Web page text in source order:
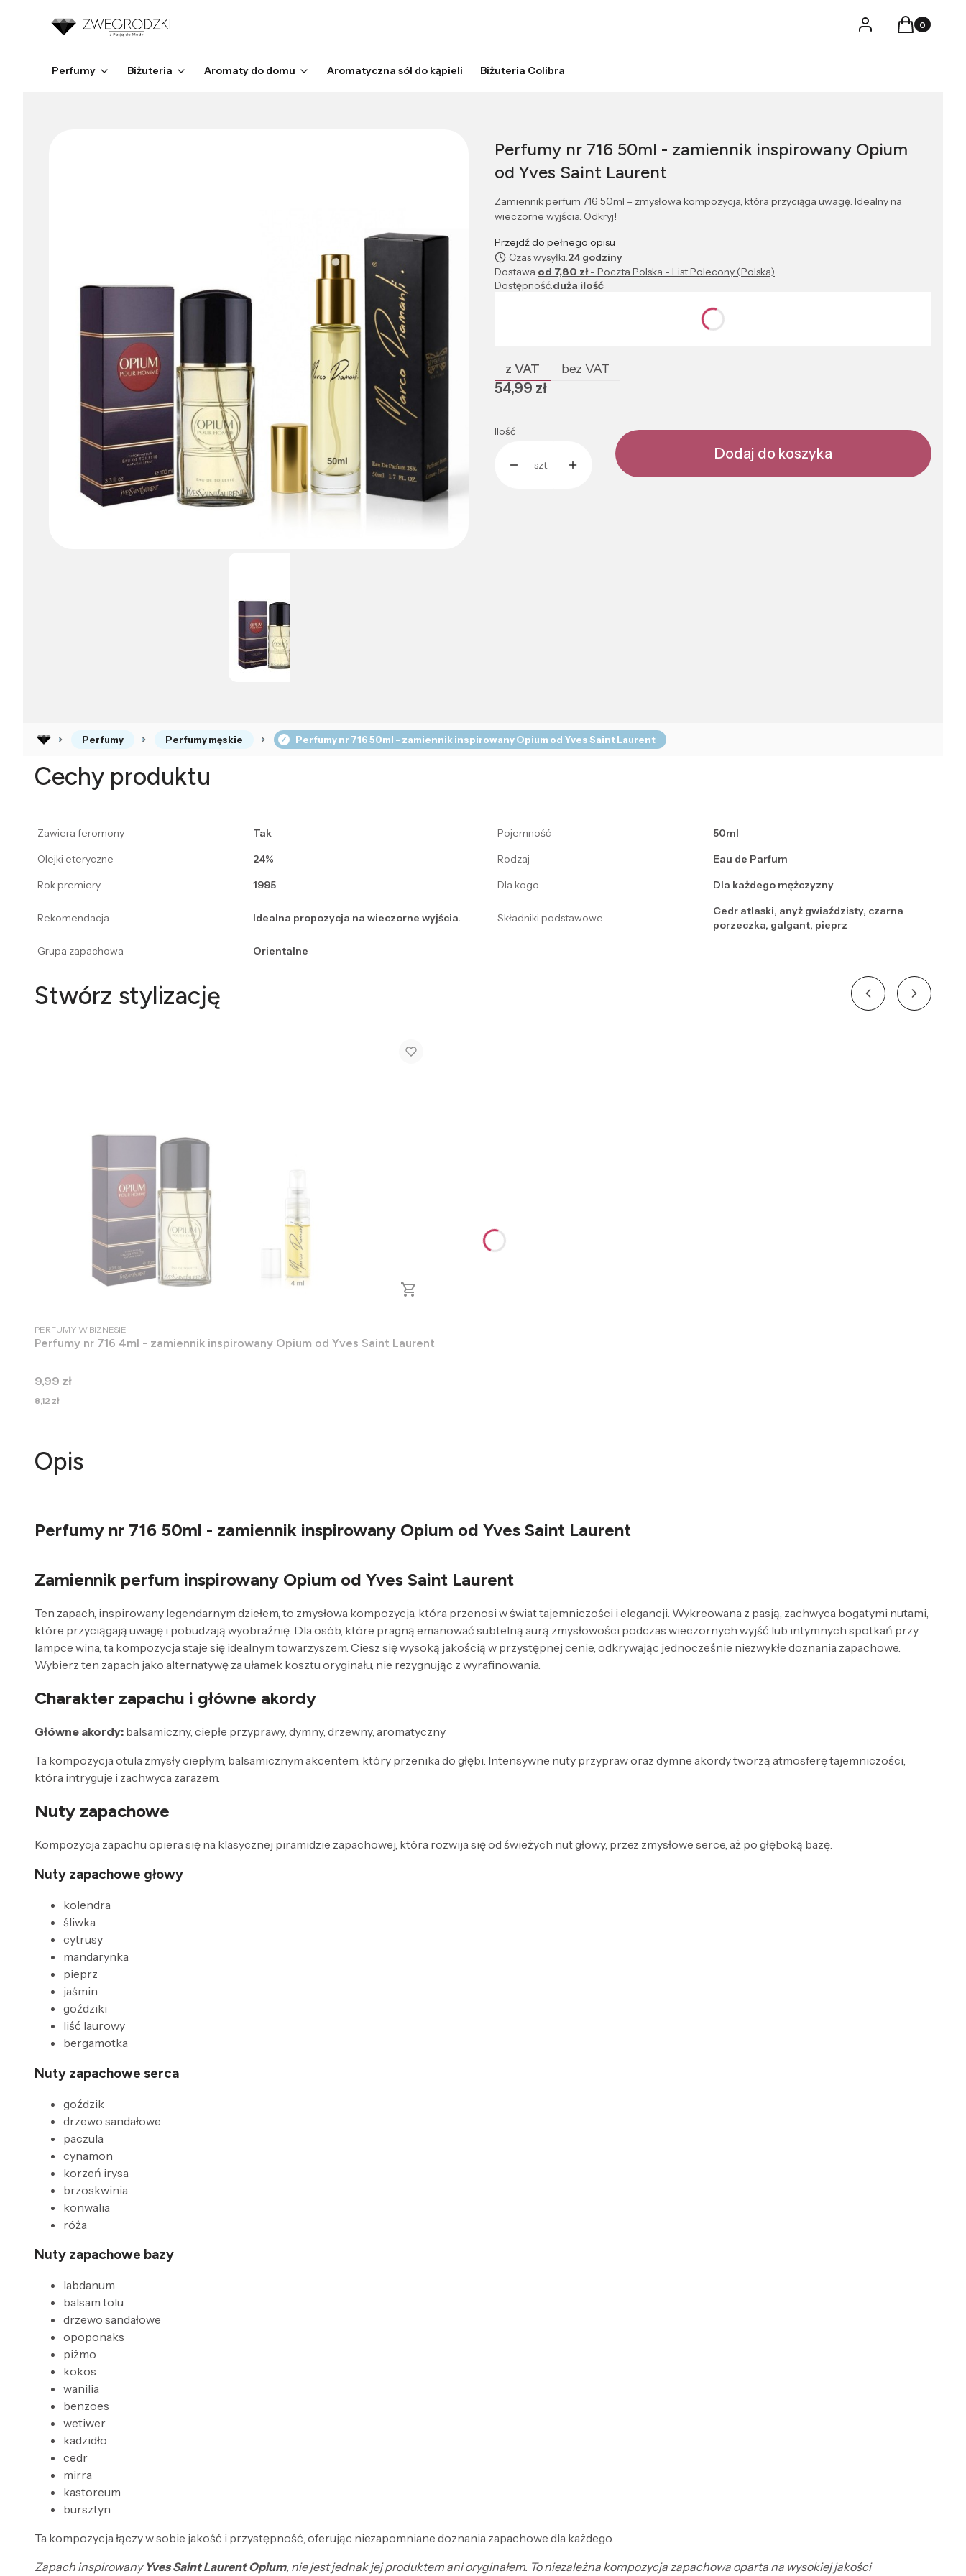
LogowanieProdukty w
Koszyk
Perfumy Biżuteria Aromaty do domu Aromatyczna sól do kąpieli Biżuteria Colibra
Perfumy nr 716 50ml - zamiennik inspirowany Opium
od Yves Saint Laurent
Zamiennik perfum 716 50ml – zmysłowa kompozycja, która przyciąga uwagę. Idealny na
wieczorne wyjścia. Odkryj!
Przejdź do pełnego opisu
Czas wysyłki:24 godziny
Dostawa od 7,80 zł- Poczta Polska - List Polecony (Polska)
Dostępność:duża ilość
z VAT bez VAT
Cena
54,99 zł
Ilość
szt.
Dodaj do koszyka
Perfumy Perfumy męskie Perfumy nr 716 50ml - zamiennik inspirowany Opium od Yves Saint Laurent
Cechy produktu
Zawiera feromony Tak Pojemność
50ml
Olejki eteryczne
24% Rodzaj
Eau de Parfum
Rok premiery
1995 Dla kogo Dla każdego mężczyzny
Rekomendacja Idealna propozycja na wieczorne wyjścia. Składniki podstawowe
Cedr atlaski, anyż gwiaździsty, czarna
porzeczka, galgant, pieprz
Grupa zapachowa
Orientalne
Stwórz stylizację
PRODUCENT
PERFUMY W BIZNESIE
Perfumy nr 716 4ml - zamiennik inspirowany Opium od Yves Saint Laurent
Cena
9,99 zł
Cena
8,12 zł
Opis
Perfumy nr 716 50ml - zamiennik inspirowany Opium od Yves Saint Laurent
Zamiennik perfum inspirowany Opium od Yves Saint Laurent
Ten zapach, inspirowany legendarnym dziełem, to zmysłowa kompozycja, która przenosi w świat tajemniczości i elegancji. Wykreowana z pasją, zachwyca bogatymi nutami,
które przyciągają uwagę i pobudzają wyobraźnię. Dla osób, które pragną emanować subtelną aurą zmysłowości podczas wieczornych wyjść lub intymnych spotkań przy
lampce wina, ta kompozycja staje się idealnym towarzyszem. Ciesz się wysoką jakością w przystępnej cenie, odkrywając jednocześnie niezwykłe doznania zapachowe.
Wybierz ten zapach jako alternatywę za ułamek kosztu oryginału, nie rezygnując z wyrafinowania.
Charakter zapachu i główne akordy
Główne akordy: balsamiczny, ciepłe przyprawy, dymny, drzewny, aromatyczny
Ta kompozycja otula zmysły ciepłym, balsamicznym akcentem, który przenika do głębi. Intensywne nuty przypraw oraz dymne akordy tworzą atmosferę tajemniczości,
która intryguje i zachwyca zarazem.
Nuty zapachowe
Kompozycja zapachu opiera się na klasycznej piramidzie zapachowej, która rozwija się od świeżych nut głowy, przez zmysłowe serce, aż po głęboką bazę.
Nuty zapachowe głowy
kolendra
śliwka
cytrusy
mandarynka
pieprz
jaśmin
goździki
liść laurowy
bergamotka
Nuty zapachowe serca
goździk
drzewo sandałowe
paczula
cynamon
korzeń irysa
brzoskwinia
konwalia
róża
Nuty zapachowe bazy
labdanum
balsam tolu
drzewo sandałowe
opoponaks
piżmo
kokos
wanilia
benzoes
wetiwer
kadzidło
cedr
mirra
kastoreum
bursztyn
Ta kompozycja łączy w sobie jakość i przystępność, oferując niezapomniane doznania zapachowe dla każdego.
Zapach inspirowany Yves Saint Laurent Opium, nie jest jednak jej produktem ani oryginałem. To niezależna kompozycja zapachowa oparta na wysokiej jakości